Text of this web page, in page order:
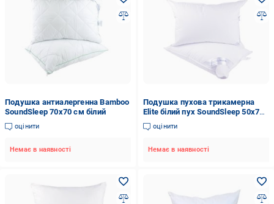
Подушка антиалергенна Bamboo
SoundSleep 70x70 см білий
оцінити
Немає в наявності
Подушка пухова трикамерна
Elite білий пух SoundSleep 50x70
см білий
оцінити
Немає в наявності